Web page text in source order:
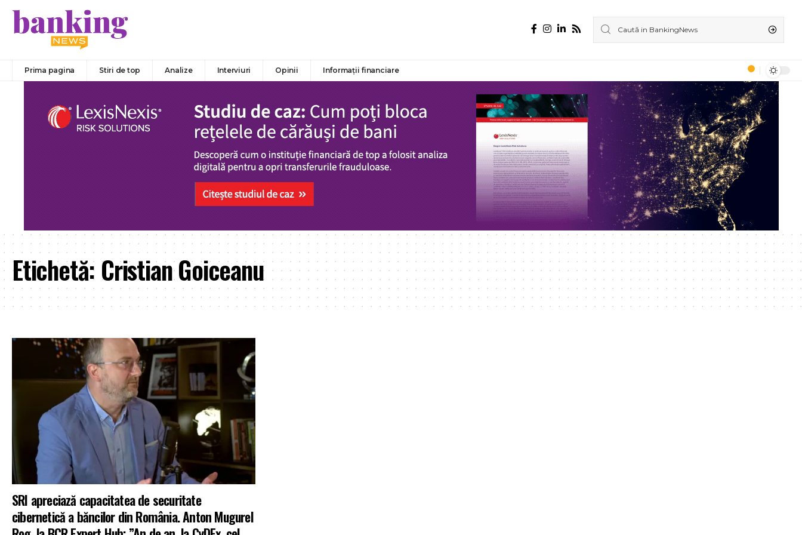
Prima pagina Stiri de top Analize Interviuri Opinii Informații financiare
Etichetă: Cristian Goiceanu
SRI apreciază capacitatea de securitate
cibernetică a băncilor din România. Anton Mugurel